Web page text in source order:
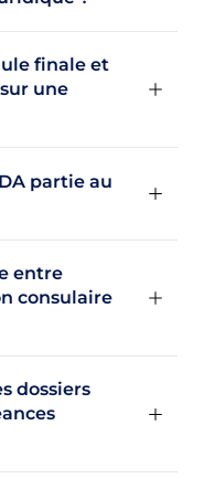
finale et
une
partie au
entre
consulaire
dossiers